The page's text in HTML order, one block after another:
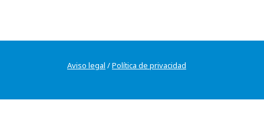
Aviso legal /Política de privacidad